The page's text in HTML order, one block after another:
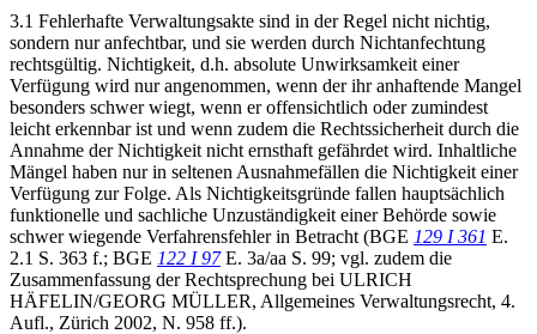
3.1 Fehlerhafte Verwaltungsakte sind in der Regel nicht nichtig,
sondern nur anfechtbar, und sie werden durch Nichtanfechtung
rechtsgültig. Nichtigkeit, d.h. absolute Unwirksamkeit einer
Verfügung wird nur angenommen, wenn der ihr anhaftende Mangel
besonders schwer wiegt, wenn er offensichtlich oder zumindest
leicht erkennbar ist und wenn zudem die Rechtssicherheit durch die
Annahme der Nichtigkeit nicht ernsthaft gefährdet wird. Inhaltliche
Mängel haben nur in seltenen Ausnahmefällen die Nichtigkeit einer
Verfügung zur Folge. Als Nichtigkeitsgründe fallen hauptsächlich
funktionelle und sachliche Unzuständigkeit einer Behörde sowie
schwer wiegende Verfahrensfehler in Betracht (BGE 129 I 361 E.
2.1 S. 363 f.; BGE 122 I 97E. 3a/aa S. 99; vgl. zudem die
Zusammenfassung der Rechtsprechung bei ULRICH
HÄFELIN/GEORG MÜLLER, Allgemeines Verwaltungsrecht, 4.
Aufl., Zürich 2002, N. 958 ff.).